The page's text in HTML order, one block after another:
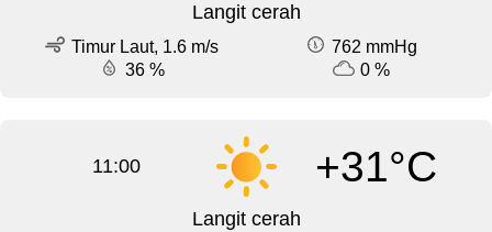
Langit cerah
Timur Laut, 1.6 m/s
762 mmHg
36 %
0 %
11:00 +31°C
Langit cerah